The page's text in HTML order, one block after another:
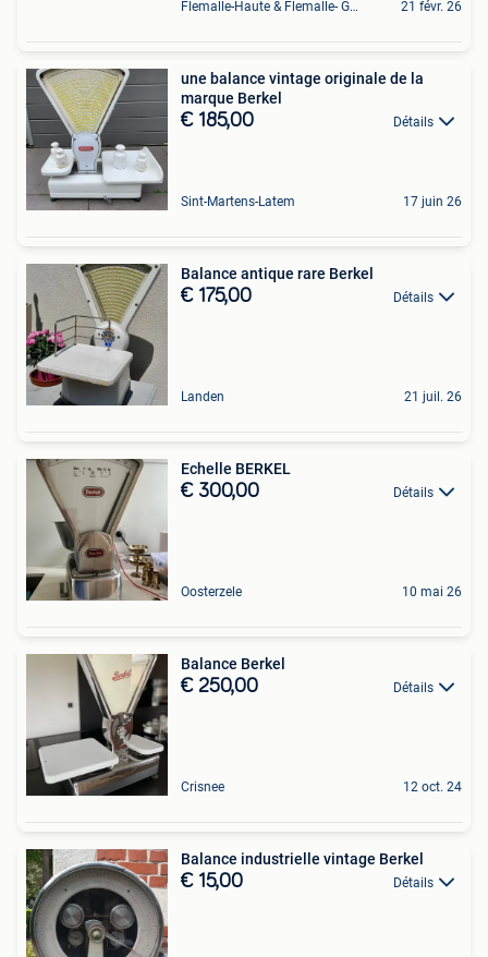
Flemalle-Haute & Flemalle- Grande & Partie Awirs 21 févr. 26
une balance vintage originale de la
marque Berkel
€ 185,00 Détails
Sint-Martens-Latem 17 juin 26
Balance antique rare Berkel
€ 175,00 Détails
Landen 21 juil. 26
Echelle BERKEL
€ 300,00 Détails
Oosterzele 10 mai 26
Balance Berkel
€ 250,00 Détails
Crisnee 12 oct. 24
Balance industrielle vintage Berkel
€ 15,00 Détails